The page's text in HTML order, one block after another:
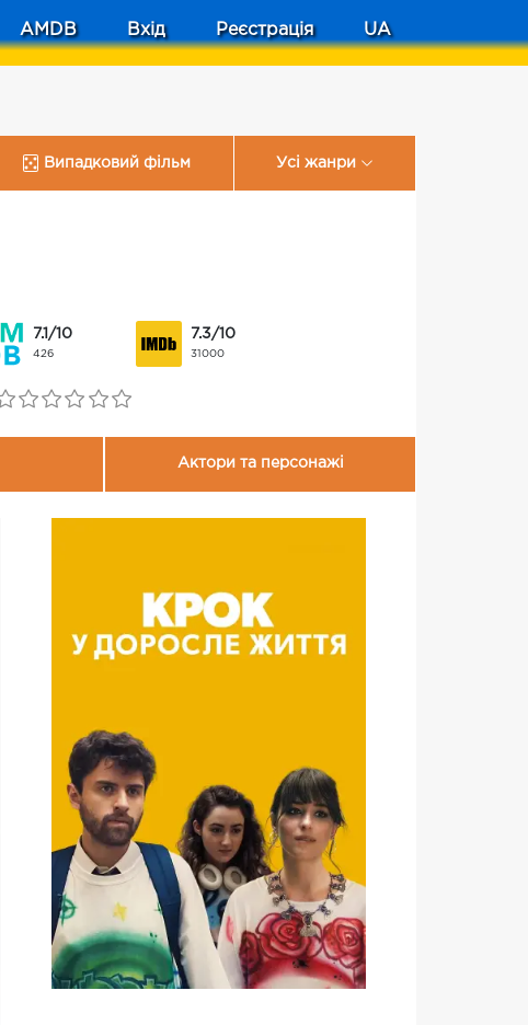
AMDB Вхід Реєстрація UA
Випадковий фільм Усі жанри
7.1/10
426
7.3/10
31000
Актори та персонажі